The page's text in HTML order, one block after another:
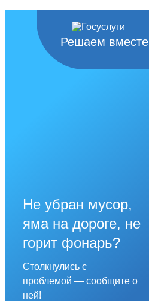
Решаем вместе
Не убран мусор,
яма на дороге, не
горит фонарь?
Столкнулись с
проблемой — сообщите о
ней!